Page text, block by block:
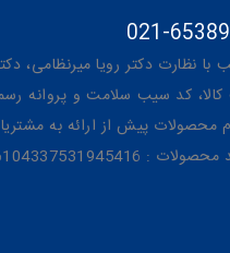
021-
نظارت دکتر رویا میرنظامی، دکترای
کد سیب سلامت و پروانه
محصولات پیش از ارائه به
به نام رویا میرنظامی